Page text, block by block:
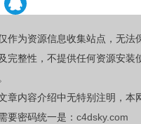
作为资源信息收集站点，无法
完整性，不提供任何资源安装
章内容介绍中无特别注明，本
要密码统一是： c4dsky.com